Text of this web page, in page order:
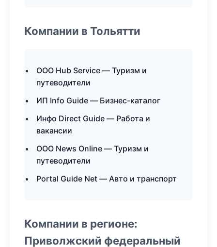
Компании в Тольятти
ООО Hub Service — Туризм и
путеводители
ИП Info Guide — Бизнес-каталог
Инфо Direct Guide — Работа и
вакансии
ООО News Online — Туризм и
путеводители
Portal Guide Net — Авто и транспорт
Компании в регионе:
Приволжский федеральный